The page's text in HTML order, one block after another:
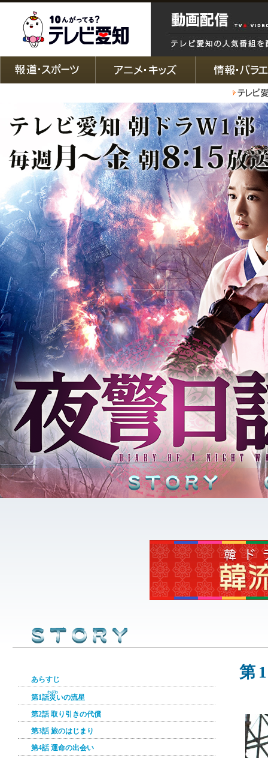
第
あらすじ
第1話災
わざわ
いの流星
第2話 取り引きの代償
第3話 旅のはじまり
第4話 運命の出会い